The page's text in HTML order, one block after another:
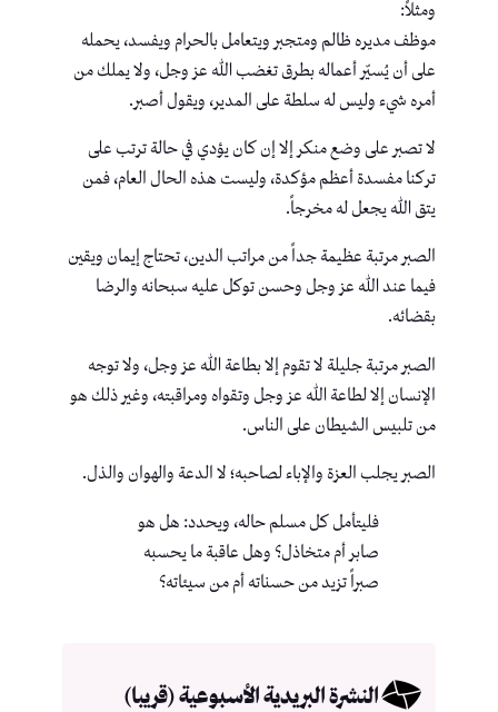
ومثلاً:
موظف مديره ظالم ومتجبر ويتعامل بالحرام ويفسد، يحمله
على أن يُسيّر أعماله بطرق تغضب الله عز وجل، ولا يملك من
أمره شيء وليس له سلطة على المدير، ويقول أصبر.
لا تصبر على وضع منكر إلا إن كان يؤدي في حالة ترتب على
تركنا مفسدة أعظم مؤكدة، وليست هذه الحال العام، فمن
يتق الله يجعل له مخرجاً.
الصبر مرتبة عظيمة جداً من مراتب الدين، تحتاج إيمان ويقين
فيما عند الله عز وجل وحسن توكل عليه سبحانه والرضا
بقضائه.
الصبر مرتبة جليلة لا تقوم إلا بطاعة الله عز وجل، ولا توجه
الإنسان إلا لطاعة الله عز وجل وتقواه ومراقبته، وغير ذلك هو
من تلبيس الشيطان على الناس.
الصبر يجلب العزة والإباء لصاحبه؛ لا الدعة والهوان والذل.
فليتأمل كل مسلم حاله، ويحدد: هل هو
صابر أم متخاذل؟ وهل عاقبة ما يحسبه
صبراً تزيد من حسناته أم من سيئاته؟
النشرة البريدية الأسبوعية (قريبا)